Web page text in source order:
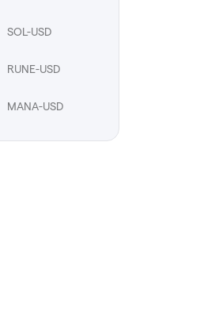
SOL-USD
RUNE-USD
MANA-USD